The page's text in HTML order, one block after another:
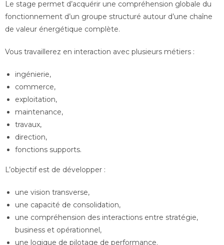
Le stage permet d’acquérir une compréhension globale du
fonctionnement d’un groupe structuré autour d’une chaîne
de valeur énergétique complète.
Vous travaillerez en interaction avec plusieurs métiers :
ingénierie,
commerce,
exploitation,
maintenance,
travaux,
direction,
fonctions supports.
L’objectif est de développer :
une vision transverse,
une capacité de consolidation,
une compréhension des interactions entre stratégie,
business et opérationnel,
une logique de pilotage de performance.